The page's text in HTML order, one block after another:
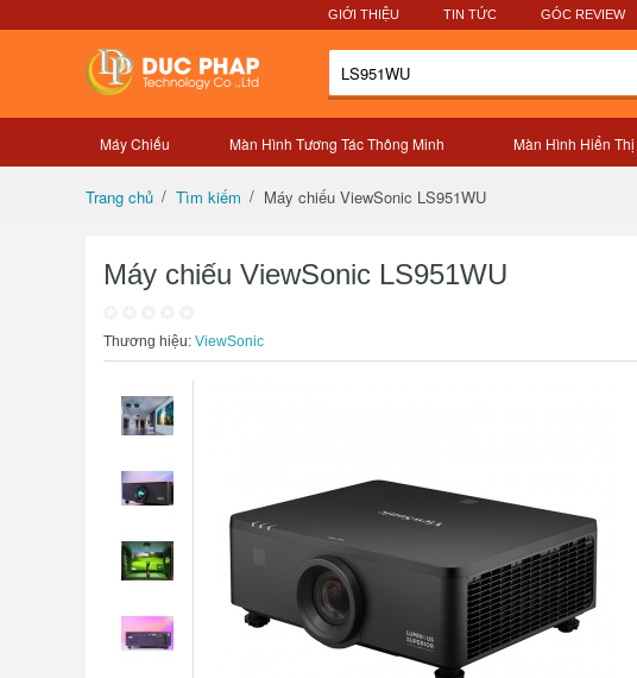
GIỚI THIỆU TIN TỨC GÓC REVIEW
Tổng quan sản phẩm
Máy Chiếu Màn Hình Tương Tác Thông Minh Màn Hình Hiển Thị
Trang chủ Tìm kiếm Máy chiếu ViewSonic LS951WU
Máy chiếu ViewSonic LS951WU
Thương hiệu: ViewSonic